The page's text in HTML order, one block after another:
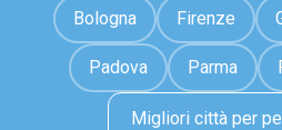
Bologna Firenze
Padova Parma
Migliori città per